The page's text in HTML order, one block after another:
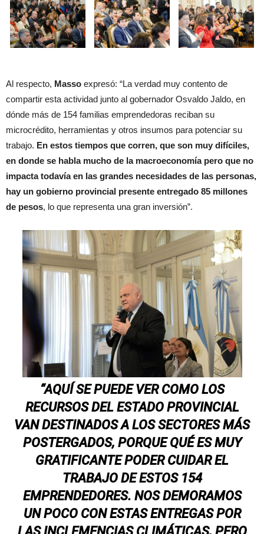
Al respecto, Masso expresó: “La verdad muy contento de
compartir esta actividad junto al gobernador Osvaldo Jaldo, en
dónde más de 154 familias emprendedoras reciban su
microcrédito, herramientas y otros insumos para potenciar su
trabajo. En estos tiempos que corren, que son muy difíciles,
en donde se habla mucho de la macroeconomía pero que no
impacta todavía en las grandes necesidades de las personas,
hay un gobierno provincial presente entregado 85 millones
de pesos, lo que representa una gran inversión”.
“AQUÍ SE PUEDE VER COMO LOS
RECURSOS DEL ESTADO PROVINCIAL
VAN DESTINADOS A LOS SECTORES MÁS
POSTERGADOS, PORQUE QUÉ ES MUY
GRATIFICANTE PODER CUIDAR EL
TRABAJO DE ESTOS 154
EMPRENDEDORES. NOS DEMORAMOS
UN POCO CON ESTAS ENTREGAS POR